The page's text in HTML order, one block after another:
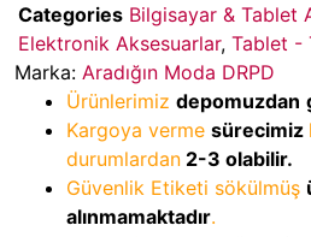
Categories Bilgisayar & Tablet
Elektronik Aksesuarlar, Tablet -
Marka: Aradığın Moda DRPD
Ürünlerimiz depomuzdan
Kargoya verme sürecimiz
durumlardan 2-3 olabilir.
Güvenlik Etiketi sökülmüş
alınmamaktadır.